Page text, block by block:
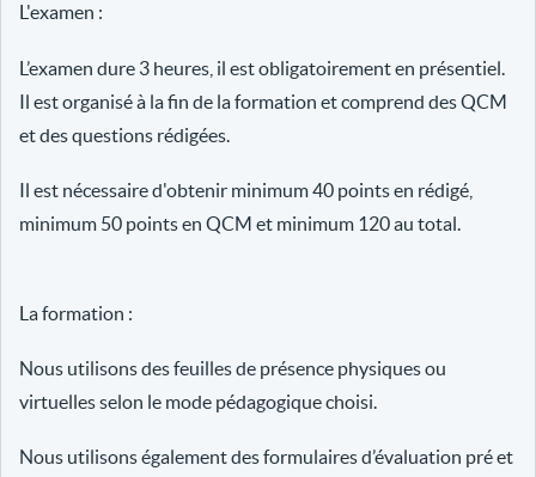
L'examen :
L’examen dure 3 heures, il est obligatoirement en présentiel.
Il est organisé à la fin de la formation et comprend des QCM
et des questions rédigées.
Il est nécessaire d'obtenir minimum 40 points en rédigé,
minimum 50 points en QCM et minimum 120 au total.
La formation :
Nous utilisons des feuilles de présence physiques ou
virtuelles selon le mode pédagogique choisi.
Nous utilisons également des formulaires d’évaluation pré et